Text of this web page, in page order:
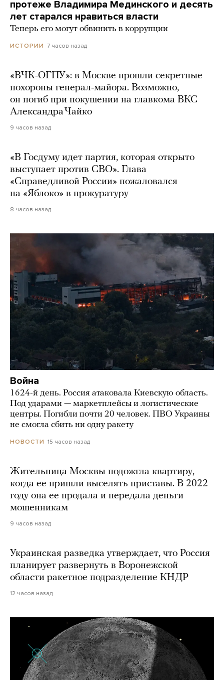
протеже Владимира Мединского и десять
лет старался нравиться власти
Теперь его могут обвинить в коррупции
ИСТОРИИ 7 часов назад
«ВЧК-ОГПУ»: в Москве прошли секретные
похороны генерал-майора. Возможно,
он погиб при покушении на главкома ВКС
Александра Чайко
9 часов назад
«В Госдуму идет партия, которая открыто
выступает против СВО». Глава
«Справедливой России» пожаловался
на «Яблоко» в прокуратуру
8 часов назад
Война
1624-й день. Россия атаковала Киевскую область.
Под ударами — маркетплейсы и логистические
центры. Погибли почти 20 человек. ПВО Украины
не смогла сбить ни одну ракету
НОВОСТИ 15 часов назад
Жительница Москвы подожгла квартиру,
когда ее пришли выселять приставы. В 2022
году она ее продала и передала деньги
мошенникам
9 часов назад
Украинская разведка утверждает, что Россия
планирует развернуть в Воронежской
области ракетное подразделение КНДР
12 часов назад